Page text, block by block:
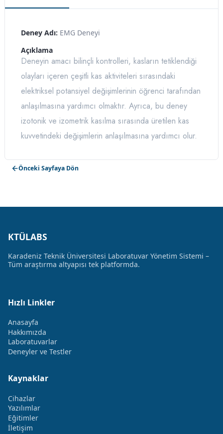
Deney Adı: EMG Deneyi
Açıklama
Deneyin amacı bilinçli kontrolleri, kasların tetiklendiği
olayları içeren çeşitli kas aktiviteleri sırasındaki
elektriksel potansiyel değişimlerinin öğrenci tarafından
anlaşılmasına yardımcı olmaktır. Ayrıca, bu deney
izotonik ve izometrik kasılma sırasında üretilen kas
kuvvetindeki değişimlerin anlaşılmasına yardımcı olur.
Önceki Sayfaya Dön
KTÜLABS
Karadeniz Teknik Üniversitesi Laboratuvar Yönetim Sistemi –
Tüm araştırma altyapısı tek platformda.
Hızlı Linkler
Anasayfa
Hakkımızda
Laboratuvarlar
Deneyler ve Testler
Kaynaklar
Cihazlar
Yazılımlar
Eğitimler
İletişim